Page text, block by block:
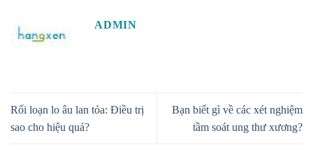
ADMIN
Rối loạn lo âu lan tỏa: Điều trị
sao cho hiệu quả?
Bạn biết gì về các xét nghiệm
tầm soát ung thư xương?